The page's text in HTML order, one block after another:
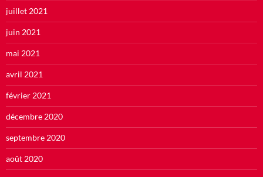
juillet 2021
juin 2021
mai 2021
avril 2021
février 2021
décembre 2020
septembre 2020
août 2020